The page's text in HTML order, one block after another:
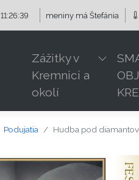
11:26:39 meniny máŠtefánia
Zážitky v
Kremnici a
okolí
Podujatia Hudba pod